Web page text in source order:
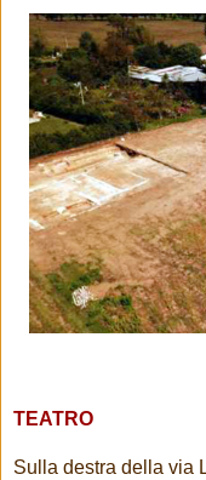
TEATRO
Sulla destra della via